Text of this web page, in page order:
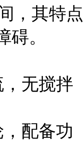
，其特点
。
无搅拌
配备功